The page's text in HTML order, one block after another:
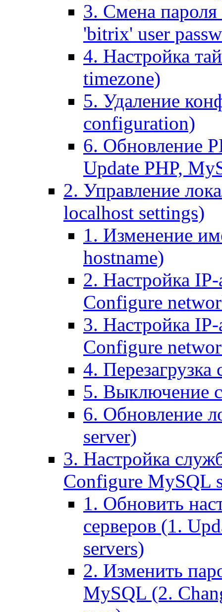
3. Смена пароля
'bitrix' user
4. Настройка
timezone)
5. Удаление
configuration)
6. Обновление
Update PHP,
2. Управление
localhost settings)
1. Изменение
hostname)
2. Настройка IP-
Configure
3. Настройка
Configure
4. Перезагрузка
5. Выключение
6. Обновление
server)
3. Настройка
Configure MySQL
1. Обновить
серверов (1.
servers)
2. Изменить
MySQL (2.